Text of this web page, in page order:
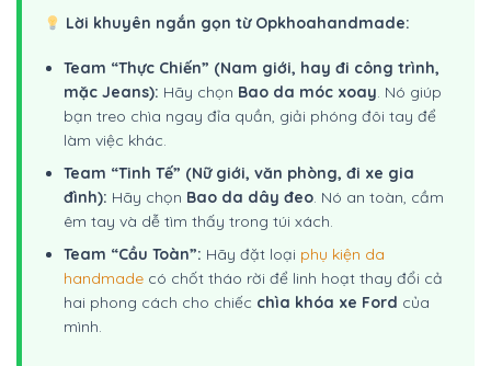
Lời khuyên ngắn gọn từ Opkhoahandmade:
Team “Thực Chiến” (Nam giới, hay đi công trình,
mặc Jeans): Hãy chọn Bao da móc xoay . Nó giúp
bạn treo chìa ngay đỉa quần, giải phóng đôi tay để
làm việc khác.
Team “Tinh Tế” (Nữ giới, văn phòng, đi xe gia
đình): Hãy chọn Bao da dây đeo . Nó an toàn, cầm
êm tay và dễ tìm thấy trong túi xách.
Team “Cầu Toàn”: Hãy đặt loại phụ kiện da
handmade có chốt tháo rời để linh hoạt thay đổi cả
hai phong cách cho chiếc chìa khóa xe Ford của
mình.